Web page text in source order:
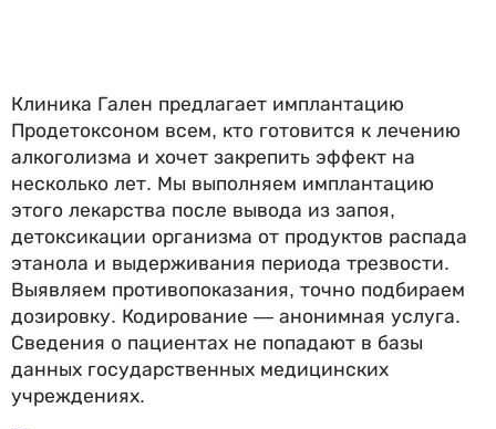
Клиника Гален предлагает имплантацию
Продетоксоном всем, кто готовится к лечению
алкоголизма и хочет закрепить эффект на
несколько лет. Мы выполняем имплантацию
этого лекарства после вывода из запоя,
детоксикации организма от продуктов распада
этанола и выдерживания периода трезвости.
Выявляем противопоказания, точно подбираем
дозировку. Кодирование — анонимная услуга.
Сведения о пациентах не попадают в базы
данных государственных медицинских
учреждениях.